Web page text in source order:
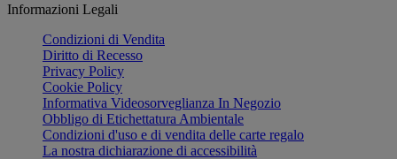
Informazioni Legali
Condizioni di Vendita
Diritto di Recesso
Privacy Policy
Cookie Policy
Informativa Videosorveglianza In Negozio
Obbligo di Etichettatura Ambientale
Condizioni d'uso e di vendita delle carte regalo
La nostra dichiarazione di accessibilità